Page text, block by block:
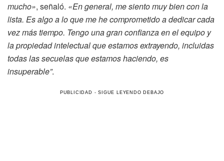
mucho», señaló. «En general, me siento muy bien con la
lista. Es algo a lo que me he comprometido a dedicar cada
vez más tiempo. Tengo una gran confianza en el equipo y
la propiedad intelectual que estamos extrayendo, incluidas
todas las secuelas que estamos haciendo, es
insuperable”.